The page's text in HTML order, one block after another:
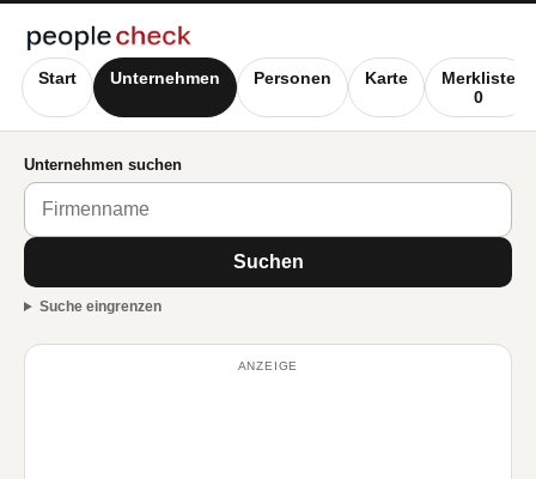
Start Unternehmen Personen Karte
Merkliste
0
Unternehmen suchen
Suchen
Suche eingrenzen
ANZEIGE